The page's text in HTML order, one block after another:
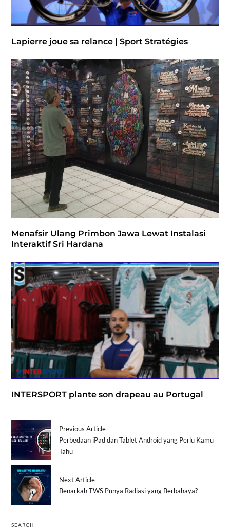
Lapierre joue sa relance | Sport Stratégies
Menafsir Ulang Primbon Jawa Lewat Instalasi
Interaktif Sri Hardana
INTERSPORT plante son drapeau au Portugal
Previous Article
Perbedaan iPad dan Tablet Android yang Perlu Kamu
Tahu
Next Article
Benarkah TWS Punya Radiasi yang Berbahaya?
SEARCH